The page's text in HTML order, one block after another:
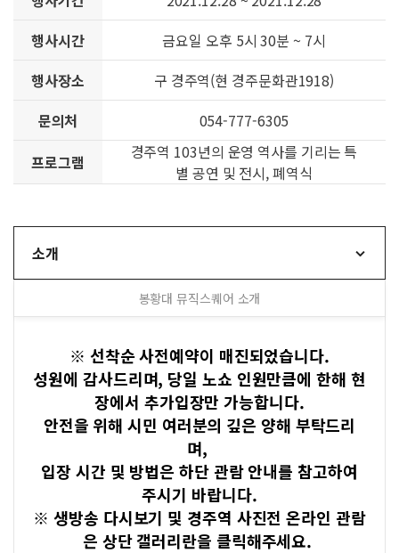
행사시간
금요일 오후 5시 30분 ~ 7시
행사장소
구 경주역(현 경주문화관1918)
문의처
054-777-6305
프로그램
경주역 103년의 운영 역사를 기리는 특
별 공연 및 전시, 폐역식
소개
봉황대 뮤직스퀘어 소개
※ 선착순 사전예약이 매진되었습니다.
성원에 감사드리며, 당일 노쇼 인원만큼에 한해 현
장에서 추가입장만 가능합니다.
안전을 위해 시민 여러분의 깊은 양해 부탁드리
며,
입장 시간 및 방법은 하단 관람 안내를 참고하여
주시기 바랍니다.
※ 생방송 다시보기 및 경주역 사진전 온라인 관람
은 상단 갤러리란을 클릭해주세요.